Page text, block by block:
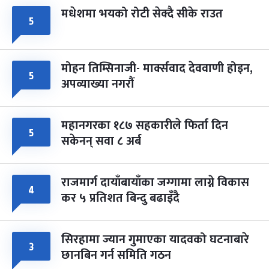
५ मधेशमा भयको रोटी सेक्दै सीके राउत
५ मोहन तिम्सिनाजी- मार्क्सवाद देववाणी होइन,
अपव्याख्या नगरौं
५ महानगरका १८७ सहकारीले फिर्ता दिन
सकेनन् सवा ८ अर्ब
४ राजमार्ग दायाँबायाँका जग्गामा लाग्ने विकास
कर ५ प्रतिशत बिन्दु बढाइँदै
३ सिरहामा ज्यान गुमाएका यादवको घटनाबारे
छानबिन गर्न समिति गठन